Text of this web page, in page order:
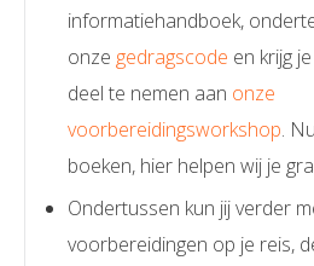
informatiehandboek,
onze gedragscode en krijg
deel te nemen aan onze
voorbereidingsworkshop.
boeken, hier helpen wij je
Ondertussen kun jij verder
voorbereidingen op je reis,